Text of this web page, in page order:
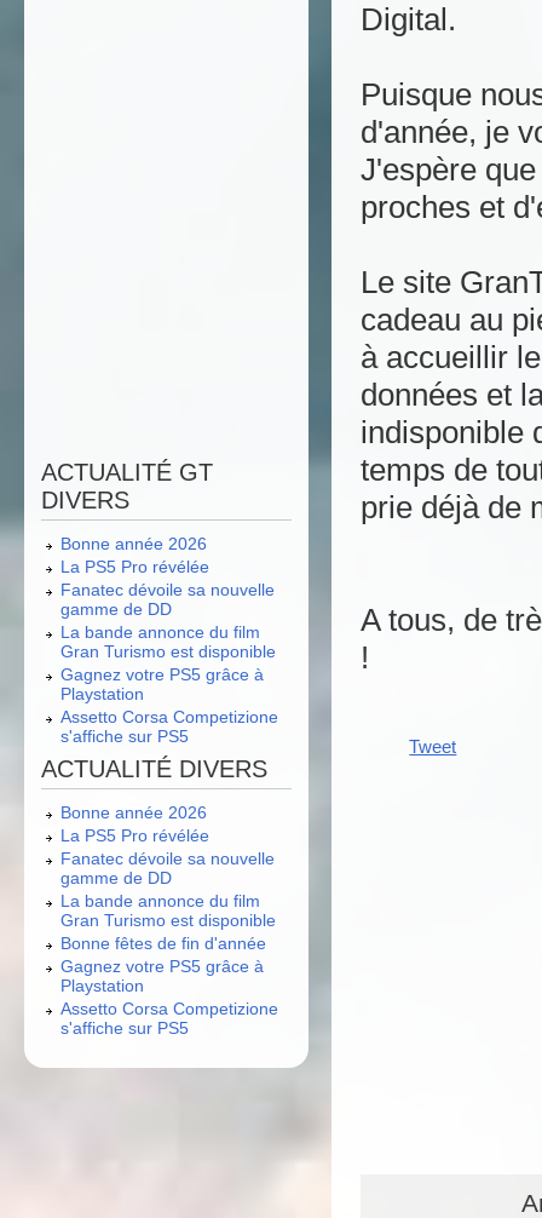
ACTUALITÉ GT
DIVERS
Bonne année 2026
La PS5 Pro révélée
Fanatec dévoile sa nouvelle
gamme de DD
La bande annonce du film
Gran Turismo est disponible
Gagnez votre PS5 grâce à
Playstation
Assetto Corsa Competizione
s'affiche sur PS5
ACTUALITÉ DIVERS
Bonne année 2026
La PS5 Pro révélée
Fanatec dévoile sa nouvelle
gamme de DD
La bande annonce du film
Gran Turismo est disponible
Bonne fêtes de fin d'année
Gagnez votre PS5 grâce à
Playstation
Assetto Corsa Competizione
s'affiche sur PS5
Digital.
Puisque
d'année, je
J'espère
proches et
Le site
cadeau au
à accueillir
données et
indisponible
temps de
prie déjà de
A tous, de
!
Tweet